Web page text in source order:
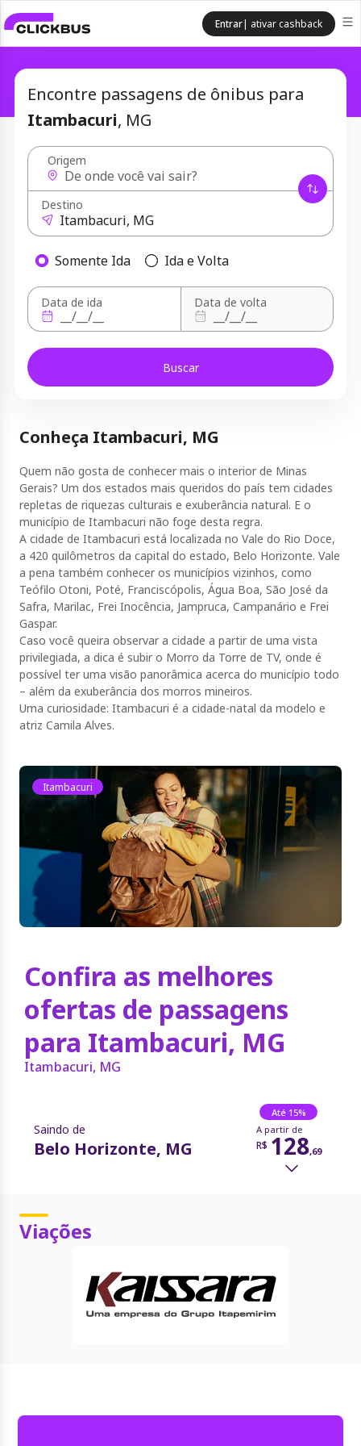
Entrar| ativar cashback
Encontre passagens de ônibus para
Itambacuri, MG
Somente Ida Ida e Volta
Origem
Destino
Data de ida Data de volta
Buscar
Itambacuri
Conheça Itambacuri, MG
Quem não gosta de conhecer mais o interior de Minas
Gerais? Um dos estados mais queridos do país tem cidades
repletas de riquezas culturais e exuberância natural. E o
município de Itambacuri não foge desta regra.
A cidade de Itambacuri está localizada no Vale do Rio Doce,
a 420 quilômetros da capital do estado, Belo Horizonte. Vale
a pena também conhecer os municípios vizinhos, como
Teófilo Otoni, Poté, Franciscópolis, Água Boa, São José da
Safra, Marilac, Frei Inocência, Jampruca, Campanário e Frei
Gaspar.
Caso você queira observar a cidade a partir de uma vista
privilegiada, a dica é subir o Morro da Torre de TV, onde é
possível ter uma visão panorâmica acerca do município todo
– além da exuberância dos morros mineiros.
Uma curiosidade: Itambacuri é a cidade-natal da modelo e
atriz Camila Alves.
Confira as melhores
ofertas de passagens
para Itambacuri, MG
Itambacuri, MG
Saindo de
Belo Horizonte, MG
Até 15%
A partir de
R$ 128,69
Ordenar por:
Rodoviária
Itambacuri, MG
01/07/2026
Viações